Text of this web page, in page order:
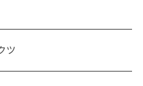
ツ